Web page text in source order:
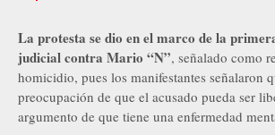
La protesta se dio en el marco de la
judicial contra Mario “N”, señalado como
homicidio, pues los manifestantes señalaron
preocupación de que el acusado pueda ser
argumento de que tiene una enfermedad